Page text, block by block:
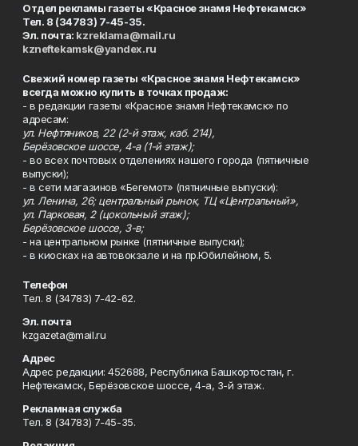
Отдел рекламы газеты «Красное знамя Нефтекамск»
Тел. 8 (34783) 7-45-35.
Эл. почта: kzreklama@mail.ru
kzneftekamsk@yandex.ru
Свежий номер газеты «Красное знамя Нефтекамск»
всегда можно купить в точках продаж:
- в редакции газеты «Красное знамя Нефтекамск» по
адресам:
ул. Нефтяников, 22 (2-й этаж, каб. 214),
Берёзовское шоссе, 4-а (1-й этаж);
- во всех почтовых отделениях нашего города (пятничные
выпуски);
- в сети магазинов «Бегемот» (пятничные выпуски):
ул. Ленина, 26; центральный рынок, ТЦ «Центральный»,
ул. Парковая, 2 (цокольный этаж);
Берёзовское шоссе, 3-в;
- на центральном рынке (пятничные выпуски);
- в киосках на автовокзале и на пр.Юбилейном, 5.
Телефон
Тел. 8 (34783) 7-42-62.
Эл. почта
kzgazeta@mail.ru
Адрес
Адрес редакции: 452688, Республика Башкортостан, г.
Нефтекамск, Берёзовское шоссе, 4-а, 3-й этаж.
Рекламная служба
Тел. 8 (34783) 7-45-35.